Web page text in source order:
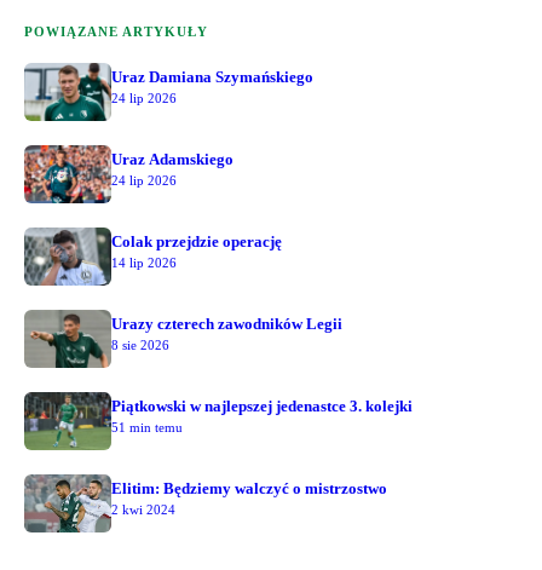
POWIĄZANE ARTYKUŁY
Uraz Damiana Szymańskiego
24 lip 2026
Uraz Adamskiego
24 lip 2026
Colak przejdzie operację
14 lip 2026
Urazy czterech zawodników Legii
8 sie 2026
Piątkowski w najlepszej jedenastce 3. kolejki
51 min temu
Elitim: Będziemy walczyć o mistrzostwo
2 kwi 2024